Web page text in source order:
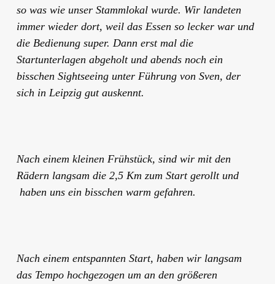
so was wie unser Stammlokal wurde. Wir landeten
immer wieder dort, weil das Essen so lecker war und
die Bedienung super. Dann erst mal die
Startunterlagen abgeholt und abends noch ein
bisschen Sightseeing unter Führung von Sven, der
sich in Leipzig gut auskennt.
Nach einem kleinen Frühstück, sind wir mit den
Rädern langsam die 2,5 Km zum Start gerollt und
haben uns ein bisschen warm gefahren.
Nach einem entspannten Start, haben wir langsam
das Tempo hochgezogen um an den größeren